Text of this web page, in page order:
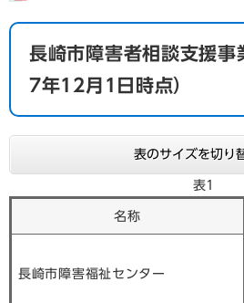
長崎市障害者相談支援事
7年12月1日時点）
表のサイズを切り
表1
名称
長崎市障害福祉センター